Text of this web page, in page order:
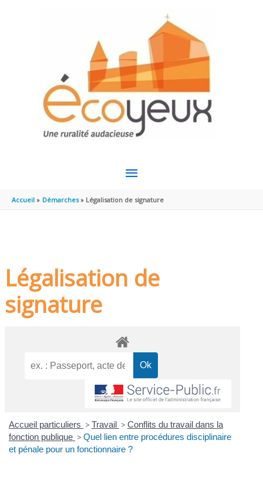
MENU
PRINCIPAL
Accueil Démarches Légalisation de signature
Légalisation de
signature
Accueil particuliers > Travail > Conflits du travail dans la
fonction publique > Quel lien entre procédures disciplinaire
et pénale pour un fonctionnaire ?